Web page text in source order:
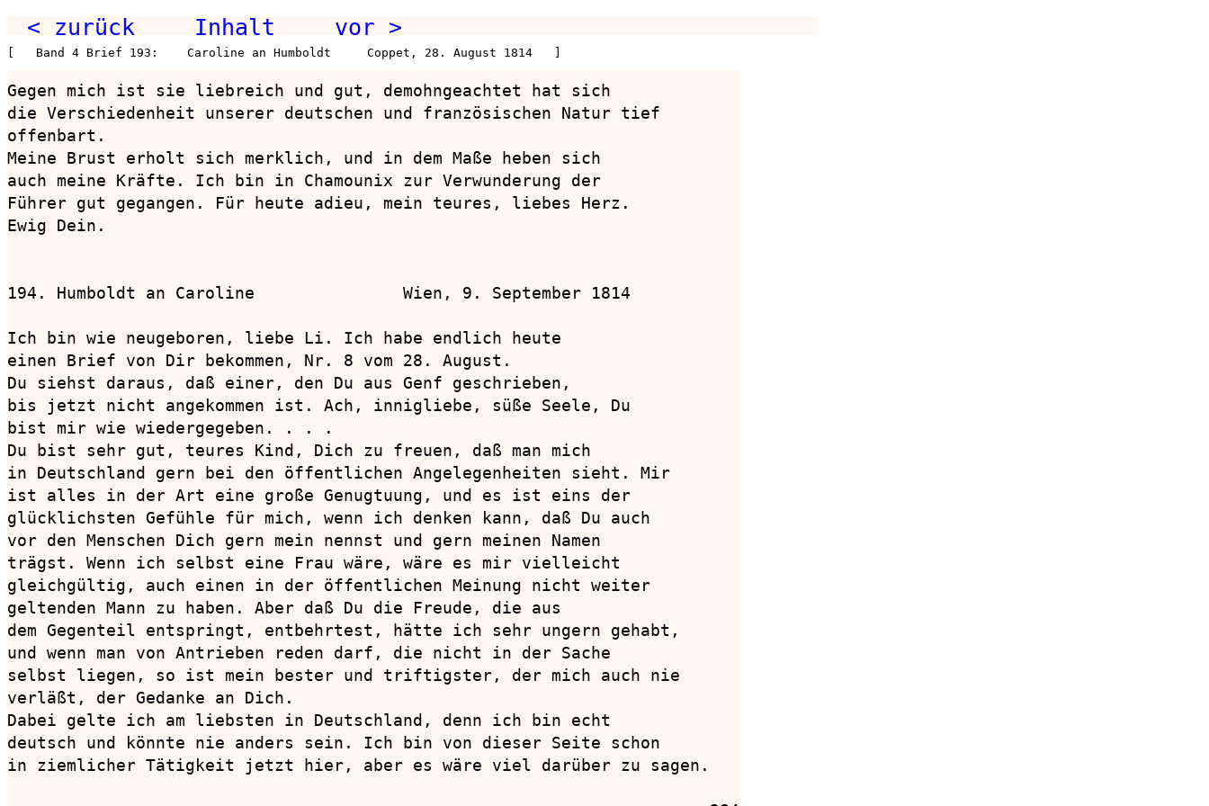
< zurück Inhalt vor >
[   Band 4 Brief 193:    Caroline an Humboldt     Coppet, 28. August 1814   ]
Gegen mich ist sie liebreich und gut, demohngeachtet hat sich
die Verschiedenheit unserer deutschen und französischen Natur tief
offenbart.
Meine Brust erholt sich merklich, und in dem Maße heben sich
auch meine Kräfte. Ich bin in Chamounix zur Verwunderung der
Führer gut gegangen. Für heute adieu, mein teures, liebes Herz.
Ewig Dein.
194. Humboldt an Caroline               Wien, 9. September 1814
Ich bin wie neugeboren, liebe Li. Ich habe endlich heute
einen Brief von Dir bekommen, Nr. 8 vom 28. August.
Du siehst daraus, daß einer, den Du aus Genf geschrieben,
bis jetzt nicht angekommen ist. Ach, innigliebe, süße Seele, Du
bist mir wie wiedergegeben. . . .
Du bist sehr gut, teures Kind, Dich zu freuen, daß man mich
in Deutschland gern bei den öffentlichen Angelegenheiten sieht. Mir
ist alles in der Art eine große Genugtuung, und es ist eins der
glücklichsten Gefühle für mich, wenn ich denken kann, daß Du auch
vor den Menschen Dich gern mein nennst und gern meinen Namen
trägst. Wenn ich selbst eine Frau wäre, wäre es mir vielleicht
gleichgültig, auch einen in der öffentlichen Meinung nicht weiter
geltenden Mann zu haben. Aber daß Du die Freude, die aus
dem Gegenteil entspringt, entbehrtest, hätte ich sehr ungern gehabt,
und wenn man von Antrieben reden darf, die nicht in der Sache
selbst liegen, so ist mein bester und triftigster, der mich auch nie
verläßt, der Gedanke an Dich.
Dabei gelte ich am liebsten in Deutschland, denn ich bin echt
deutsch und könnte nie anders sein. Ich bin von dieser Seite schon
in ziemlicher Tätigkeit jetzt hier, aber es wäre viel darüber zu sagen.